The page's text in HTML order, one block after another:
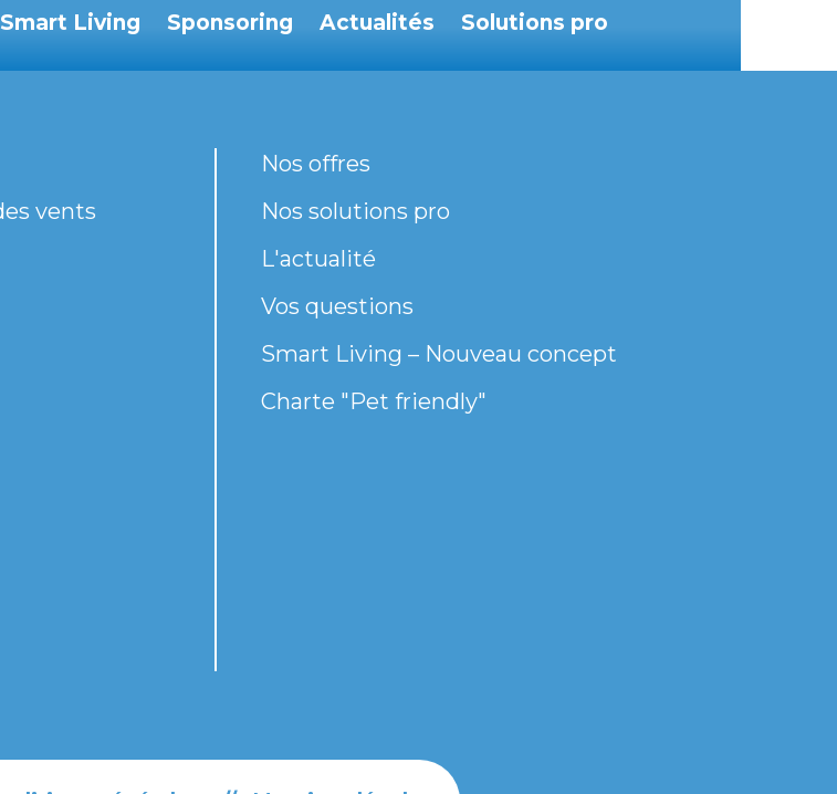
Smart Living Sponsoring Actualités Solutions pro
vents
Nos offres
Nos solutions pro
L'actualité
Vos questions
Smart Living – Nouveau concept
Charte "Pet friendly"